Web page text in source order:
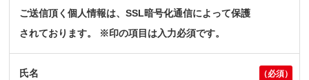
ご送信頂く個人情報は、SSL暗号化通信によって保護
されております。 ※印の項目は入力必須です。
氏名